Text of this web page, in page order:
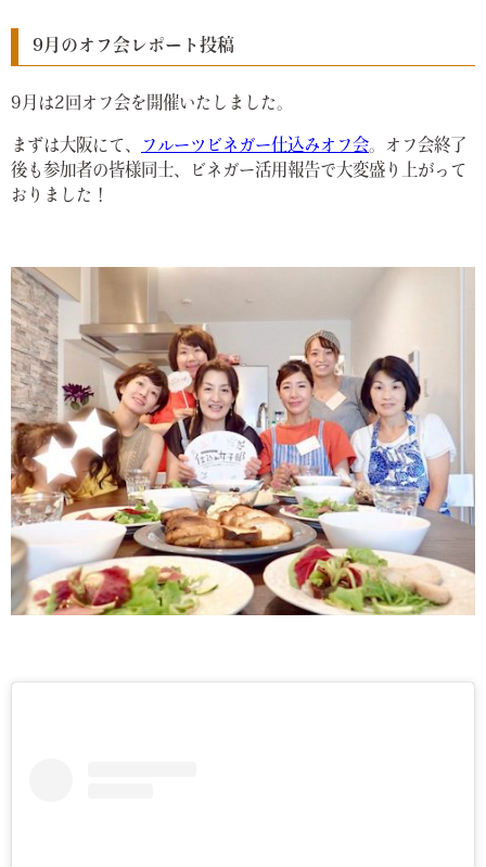
9月のオフ会レポート投稿
9月は2回オフ会を開催いたしました。
まずは大阪にて、 フルーツビネガー仕込みオフ会。オフ会終了
後も参加者の皆様同士、ビネガー活用報告で大変盛り上がって
おりました！